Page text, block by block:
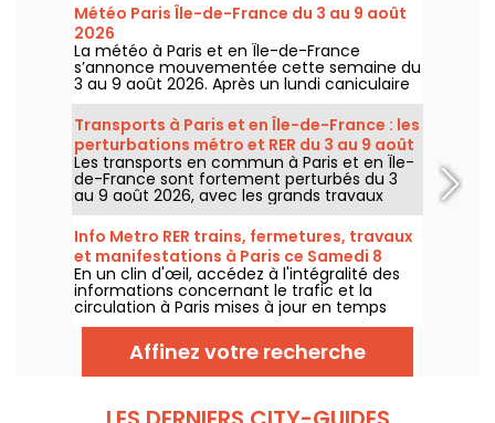
Météo Paris Île-de-France du 3 au 9 août
2026
La météo à Paris et en Île-de-France
s’annonce mouvementée cette semaine du
3 au 9 août 2026. Après un lundi caniculaire
marqué par un risque d’orages, les
températures vont progressivement baisser
avant le retour d’un temps plus chaud et
ensoleillé pour le week-end.
Transports à Paris et en Île-de-France : les
perturbations métro et RER du 3 au 9 août
2026
Les transports en commun à Paris et en Île-
de-France sont fortement perturbés du 3
au 9 août 2026, avec les grands travaux
d'été qui impactent très durement
certaines lignes, selon la RATP et SNCF.
Info Metro RER trains, fermetures, travaux
et manifestations à Paris ce Samedi 8
août 2026
En un clin d'œil, accédez à l'intégralité des
informations concernant le trafic et la
circulation à Paris mises à jour en temps
réel. Metro RER et Transilien de la RATP,
travaux, circulation, grands évènements et
manifestations, on vous donne toutes les
informations pratiques à connaître avant de
Affinez votre recherche